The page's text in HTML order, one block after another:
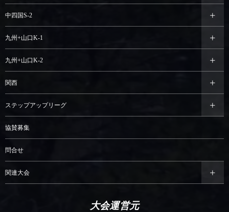
中四国S-2
九州+山口K-1
九州+山口K-2
関西
ステップアップリーグ
協賛募集
問合せ
関連大会
大会運営元